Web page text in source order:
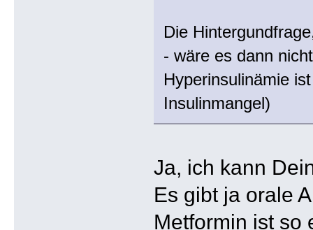
Die
- wäre es dann
Hyperinsulinämie
Insulinmangel)
Ja, ich kann
Es gibt ja orale
Metformin ist so